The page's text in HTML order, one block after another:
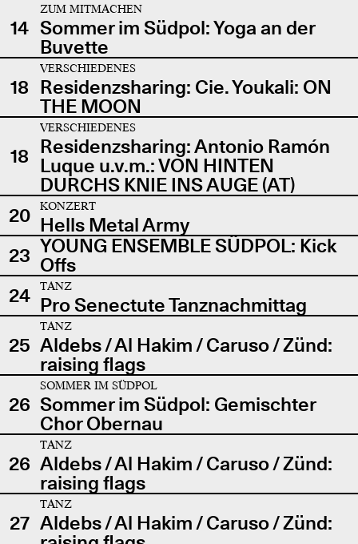
14
ZUM MITMACHEN
Sommer im Südpol: Yoga an der
Buvette
18
VERSCHIEDENES
Residenzsharing: Cie. Youkali: ON
THE MOON
18
VERSCHIEDENES
Residenzsharing: Antonio Ramón
Luque u.v.m.: VON HINTEN
DURCHS KNIE INS AUGE (AT)
20
KONZERT
Hells Metal Army
23 YOUNG ENSEMBLE SÜDPOL: Kick
Offs
24
TANZ
Pro Senectute Tanznachmittag
25
TANZ
Aldebs / Al Hakim / Caruso / Zünd:
raising flags
26
SOMMER IM SÜDPOL
Sommer im Südpol: Gemischter
Chor Obernau
26
TANZ
Aldebs / Al Hakim / Caruso / Zünd:
raising flags
27
TANZ
Aldebs / Al Hakim / Caruso / Zünd: